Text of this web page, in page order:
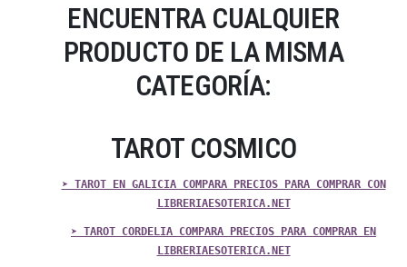
ENCUENTRA CUALQUIER
PRODUCTO DE LA MISMA
CATEGORÍA:
TAROT COSMICO
➤ TAROT EN GALICIA COMPARA PRECIOS PARA COMPRAR CON
LIBRERIAESOTERICA.NET
➤ TAROT CORDELIA COMPARA PRECIOS PARA COMPRAR EN
LIBRERIAESOTERICA.NET